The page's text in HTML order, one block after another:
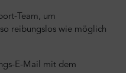
Team, um
reibungslos wie möglich
E-Mail mit dem